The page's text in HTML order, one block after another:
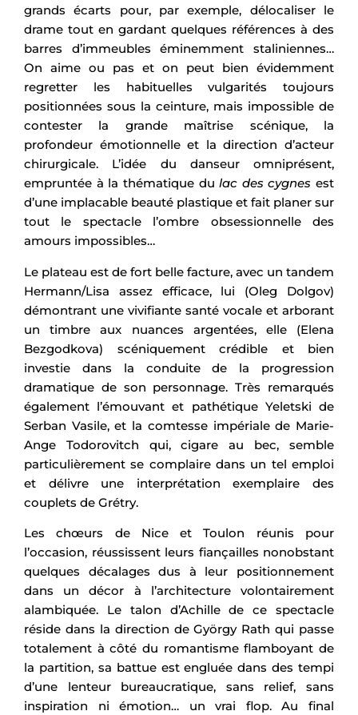
grands écarts pour, par exemple, délocaliser le
drame tout en gardant quelques références à des
barres d’immeubles éminemment staliniennes…
On aime ou pas et on peut bien évidemment
regretter les habituelles vulgarités toujours
positionnées sous la ceinture, mais impossible de
contester la grande maîtrise scénique, la
profondeur émotionnelle et la direction d’acteur
chirurgicale. L’idée du danseur omniprésent,
empruntée à la thématique dulac des cygnes est
d’une implacable beauté plastique et fait planer sur
tout le spectacle l’ombre obsessionnelle des
amours impossibles…
Le plateau est de fort belle facture, avec un tandem
Hermann/Lisa assez efficace, lui (Oleg Dolgov)
démontrant une vivifiante santé vocale et arborant
un timbre aux nuances argentées, elle (Elena
Bezgodkova) scéniquement crédible et bien
investie dans la conduite de la progression
dramatique de son personnage. Très remarqués
également l’émouvant et pathétique Yeletski de
Serban Vasile, et la comtesse impériale de Marie-
Ange Todorovitch qui, cigare au bec, semble
particulièrement se complaire dans un tel emploi
et délivre une interprétation exemplaire des
couplets de Grétry.
Les chœurs de Nice et Toulon réunis pour
l’occasion, réussissent leurs fiançailles nonobstant
quelques décalages dus à leur positionnement
dans un décor à l’architecture volontairement
alambiquée. Le talon d’Achille de ce spectacle
réside dans la direction de György Rath qui passe
totalement à côté du romantisme flamboyant de
la partition, sa battue est engluée dans des tempi
d’une lenteur bureaucratique, sans relief, sans
inspiration ni émotion… un vrai flop. Au final